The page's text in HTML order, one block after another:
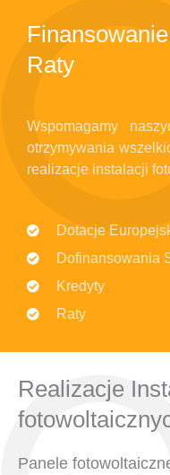
Raty
Wspomagamy
otrzymywania
realizacje instalacji
Dotacje
Dofinansowania
Kredyty
Raty
Realizacje
Panele